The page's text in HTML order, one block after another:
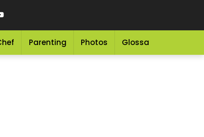
Parenting Photos Glossary